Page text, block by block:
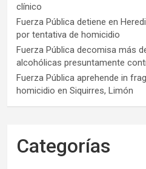
clínico
Fuerza Pública detiene en
por tentativa de homicidio
Fuerza Pública decomisa más
alcohólicas presuntamente
Fuerza Pública aprehende in
homicidio en Siquirres, Limón
Categorías